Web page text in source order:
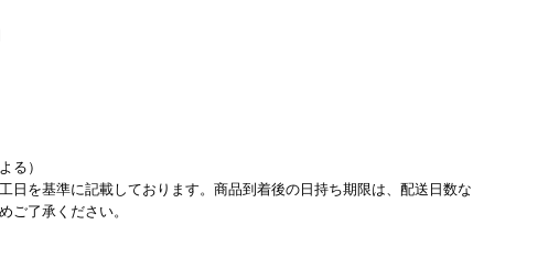
る）
日を基準に記載しております。商品到着後の日持ち期限は、配送日数な
ご了承ください。